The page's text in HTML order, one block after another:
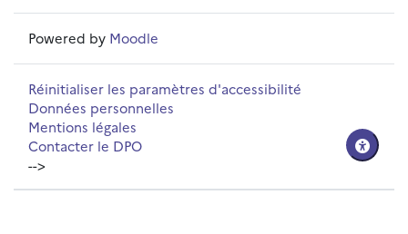
Powered by Moodle
Réinitialiser les paramètres d'accessibilité
Données personnelles
Mentions légales
Contacter le DPO
-->